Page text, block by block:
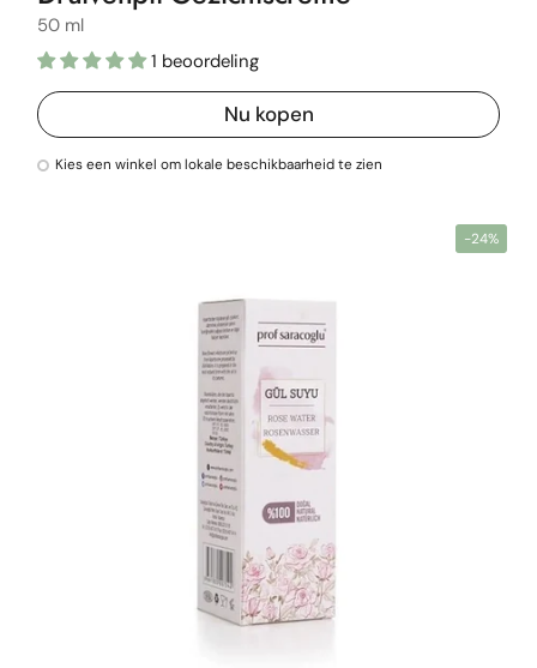
50 ml
1 beoordeling
Nu kopen
Kies een winkel om lokale beschikbaarheid te zien
-24%